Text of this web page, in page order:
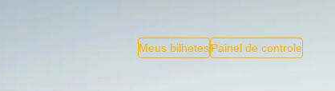
Meus bilhetesPainel de controle